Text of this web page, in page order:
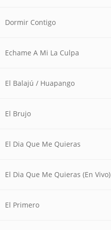
Dormir Contigo
Echame A Mi La Culpa
El Balajú / Huapango
El Brujo
El Dia Que Me Quieras
El Dia Que Me Quieras (En Vivo)
El Primero